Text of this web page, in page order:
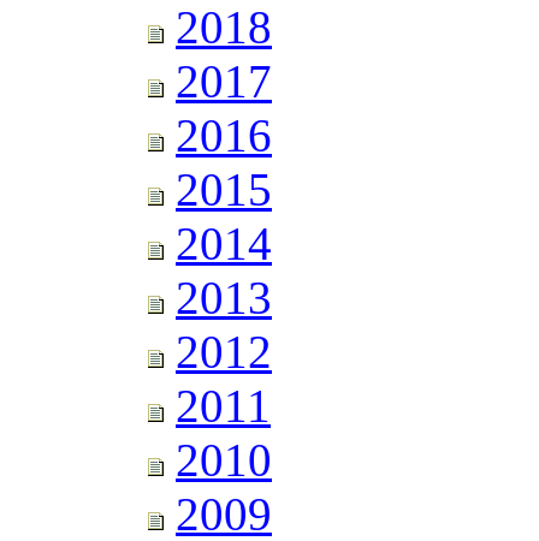
2018
2017
2016
2015
2014
2013
2012
2011
2010
2009